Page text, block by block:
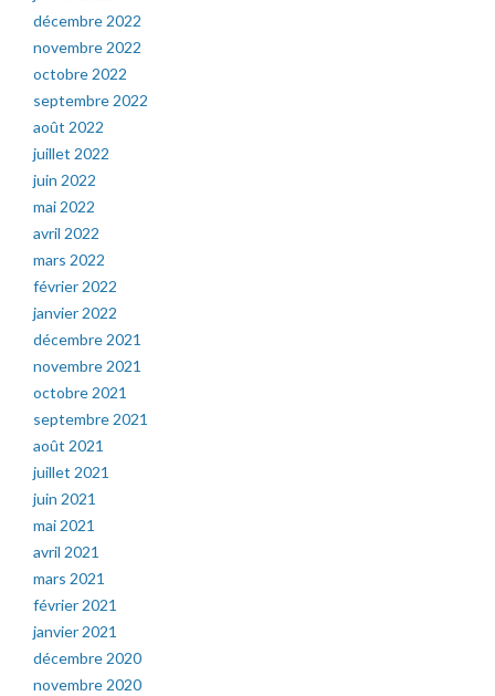
décembre 2022
novembre 2022
octobre 2022
septembre 2022
août 2022
juillet 2022
juin 2022
mai 2022
avril 2022
mars 2022
février 2022
janvier 2022
décembre 2021
novembre 2021
octobre 2021
septembre 2021
août 2021
juillet 2021
juin 2021
mai 2021
avril 2021
mars 2021
février 2021
janvier 2021
décembre 2020
novembre 2020